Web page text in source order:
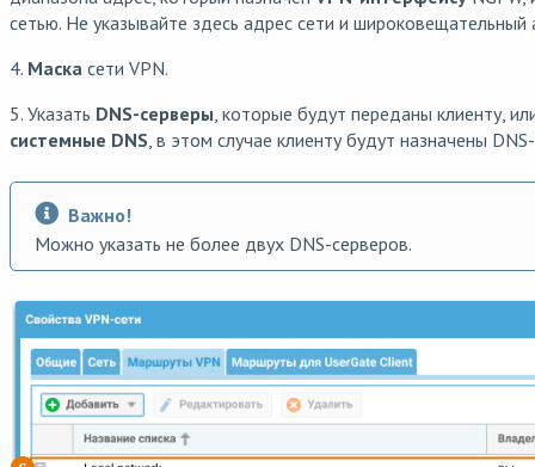
сетью. Не указывайте здесь адрес сети и широковещательный
4. Маска сети VPN.
5. Указать DNS-серверы , которые будут переданы клиенту,
системные DNS , в этом случае клиенту будут назначены
Важно!
Можно указать не более двух DNS-серверов.